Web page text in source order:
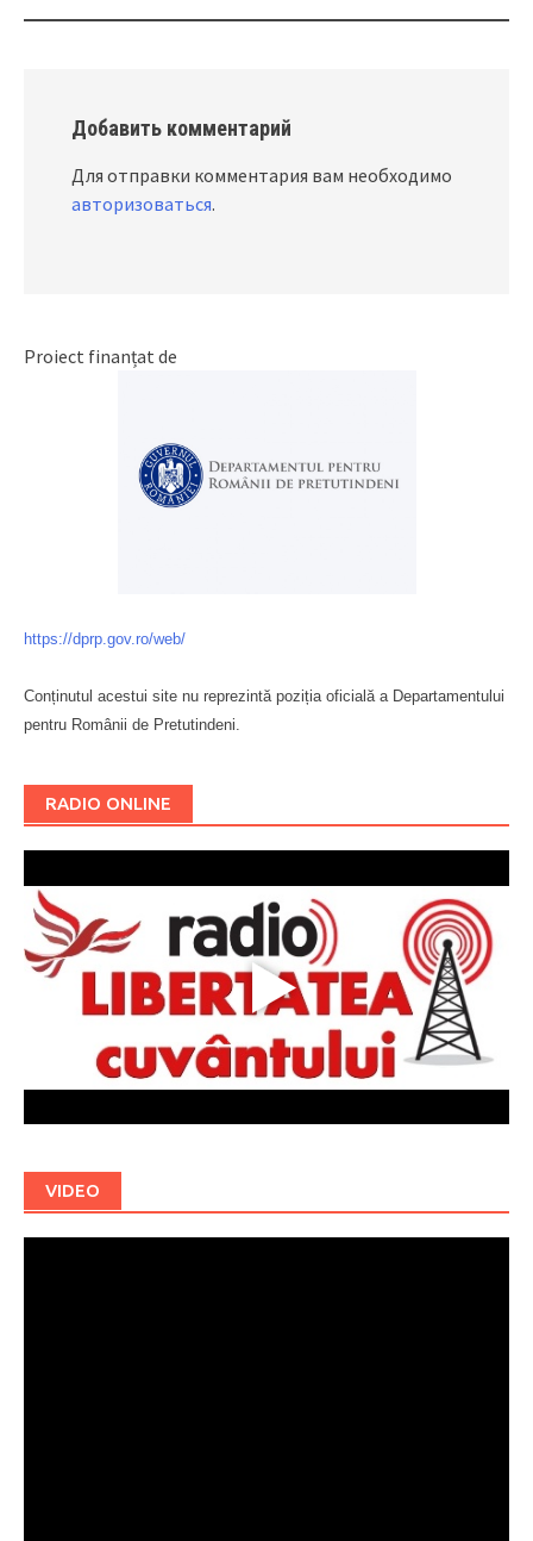
Добавить комментарий
Для отправки комментария вам необходимо
авторизоваться.
Proiect finanțat de
https://dprp.gov.ro/web/
Conținutul acestui site nu reprezintă poziția oficială a Departamentului
pentru Românii de Pretutindeni.
RADIO ONLINE
VIDEO